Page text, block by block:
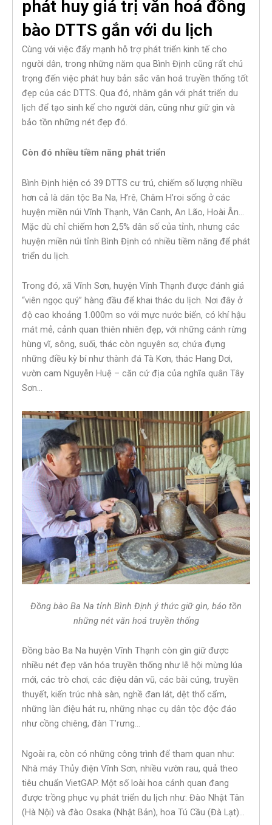
phát huy giá trị văn hoá đồng
bào DTTS gắn với du lịch
Cùng với việc đẩy mạnh hỗ trợ phát triển kinh tế cho
người dân, trong những năm qua Bình Định cũng rất chú
trọng đến việc phát huy bản sắc văn hoá truyền thống tốt
đẹp của các DTTS. Qua đó, nhằm gắn với phát triển du
lịch để tạo sinh kế cho người dân, cũng như giữ gìn và
bảo tồn những nét đẹp đó.
Còn đó nhiều tiềm năng phát triển
Bình Định hiện có 39 DTTS cư trú, chiếm số lượng nhiều
hơn cả là dân tộc Ba Na, H’rê, Chăm H’roi sống ở các
huyện miền núi Vĩnh Thạnh, Vân Canh, An Lão, Hoài Ân…
Mặc dù chỉ chiếm hơn 2,5% dân số của tỉnh, nhưng các
huyện miền núi tỉnh Bình Định có nhiều tiềm năng để phát
triển du lịch.
Trong đó, xã Vĩnh Sơn, huyện Vĩnh Thạnh được đánh giá
“viên ngọc quý” hàng đầu để khai thác du lịch. Nơi đây ở
độ cao khoảng 1.000m so với mực nước biển, có khí hậu
mát mẻ, cảnh quan thiên nhiên đẹp, với những cánh rừng
hùng vĩ, sông, suối, thác còn nguyên sơ, chứa đựng
những điều kỳ bí như thành đá Tà Kơn, thác Hang Dơi,
vườn cam Nguyễn Huệ – căn cứ địa của nghĩa quân Tây
Sơn…
Đồng bào Ba Na tỉnh Bình Định ý thức giữ gìn, bảo tồn
những nét văn hoá truyền thống
Đồng bào Ba Na huyện Vĩnh Thạnh còn gìn giữ được
nhiều nét đẹp văn hóa truyền thống như lễ hội mừng lúa
mới, các trò chơi, các điệu dân vũ, các bài cúng, truyền
thuyết, kiến trúc nhà sàn, nghề đan lát, dệt thổ cẩm,
những làn điệu hát ru, những nhạc cụ dân tộc độc đáo
như cồng chiêng, đàn T’rưng…
Ngoài ra, còn có những công trình để tham quan như:
Nhà máy Thủy điện Vĩnh Sơn, nhiều vườn rau, quả theo
tiêu chuẩn VietGAP. Một số loài hoa cảnh quan đang
được trồng phục vụ phát triển du lịch như: Đào Nhật Tân
(Hà Nội) và đào Osaka (Nhật Bản), hoa Tú Cầu (Đà Lạt)…